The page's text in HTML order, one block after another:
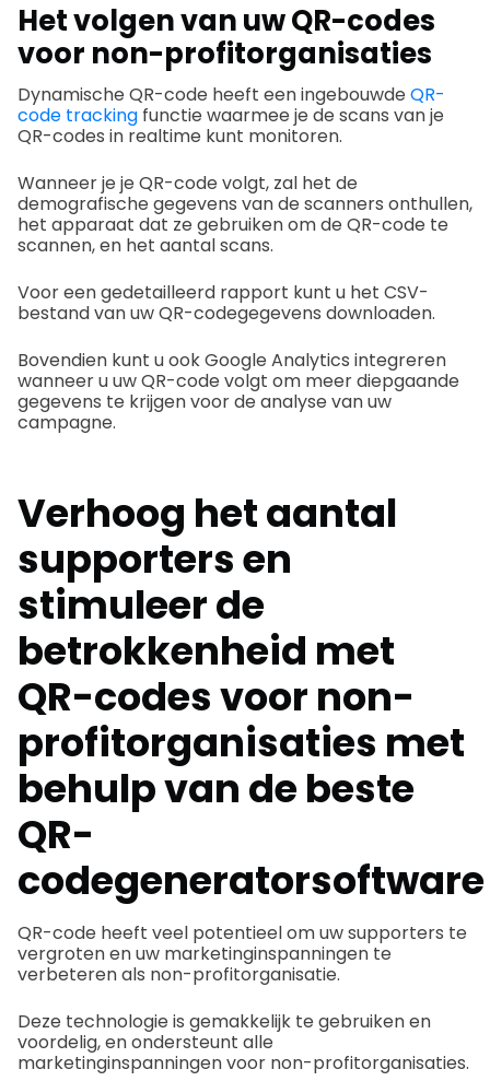
Het volgen van uw QR-codes
voor non-profitorganisaties
Dynamische QR-code heeft een ingebouwde QR-
code tracking functie waarmee je de scans van je
QR-codes in realtime kunt monitoren.
Wanneer je je QR-code volgt, zal het de
demografische gegevens van de scanners onthullen,
het apparaat dat ze gebruiken om de QR-code te
scannen, en het aantal scans.
Voor een gedetailleerd rapport kunt u het CSV-
bestand van uw QR-codegegevens downloaden.
Bovendien kunt u ook Google Analytics integreren
wanneer u uw QR-code volgt om meer diepgaande
gegevens te krijgen voor de analyse van uw
campagne.
Verhoog het aantal
supporters en
stimuleer de
betrokkenheid met
QR-codes voor non-
profitorganisaties met
behulp van de beste
QR-
codegeneratorsoftware
QR-code heeft veel potentieel om uw supporters te
vergroten en uw marketinginspanningen te
verbeteren als non-profitorganisatie.
Deze technologie is gemakkelijk te gebruiken en
voordelig, en ondersteunt alle
marketinginspanningen voor non-profitorganisaties.